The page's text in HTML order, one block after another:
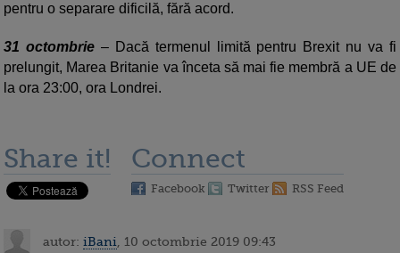
pentru o separare dificilă, fără acord.
31 octombrie– Dacă termenul limită pentru Brexit nu va fi
prelungit, Marea Britanie va înceta să mai fie membră a UE de
la ora 23:00, ora Londrei.
Share it! Connect
Facebook Twitter RSS Feed
autor: iBani , 10 octombrie 2019 09:43